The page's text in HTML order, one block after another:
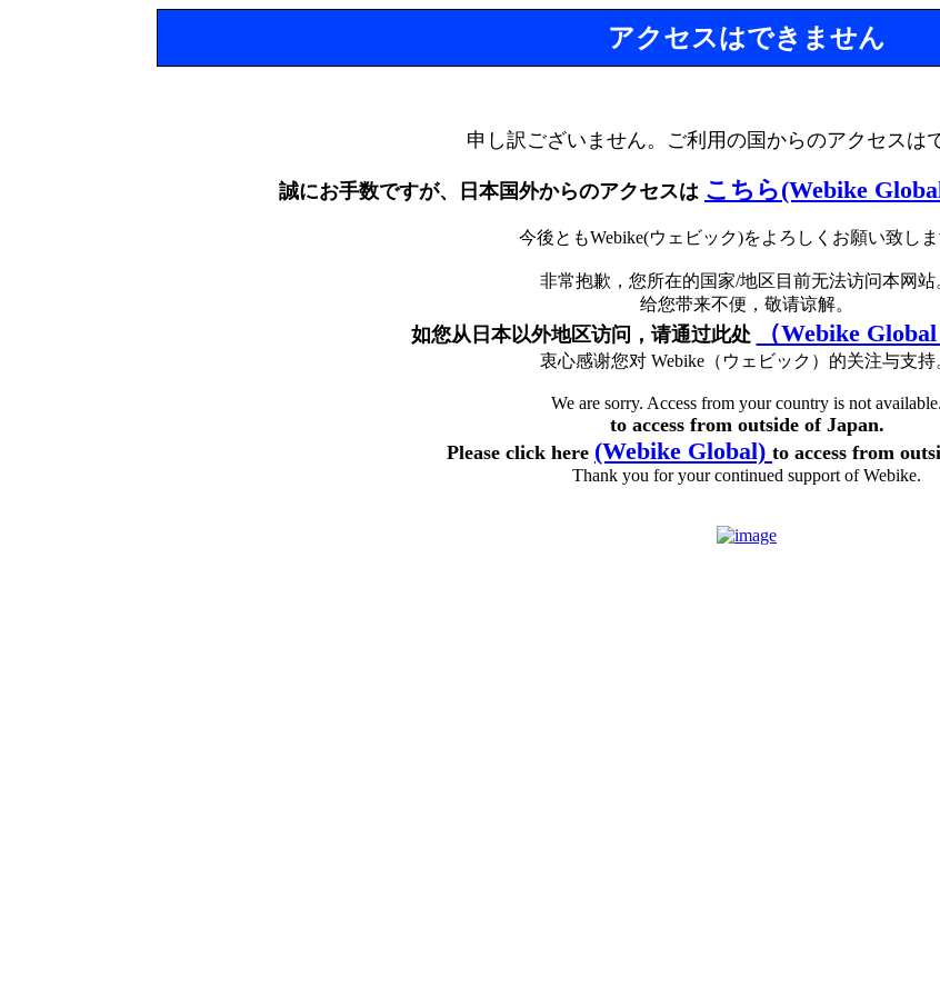
アクセスはできません
申し訳ございません。ご利用の国からのアクセスは
誠にお手数ですが、日本国外からのアクセスは こちら(Webike
今後ともWebike(ウェビック)をよろしくお願い致しま
非常抱歉，您所在的国家/地区目前无法访问本网站
给您带来不便，敬请谅解。
如您从日本以外地区访问，请通过此处 （Webike
衷心感谢您对 Webike（ウェビック）的关注与支持
We are sorry. Access from your country is not available.
to access from outside of Japan.
Please click here (Webike Global) to access from
Thank you for your continued support of Webike.